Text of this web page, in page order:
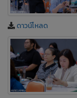
ดาวน์โหลด